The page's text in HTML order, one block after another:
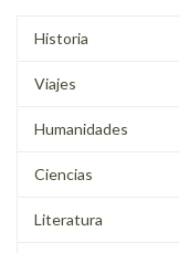
Historia
Viajes
Humanidades
Ciencias
Literatura